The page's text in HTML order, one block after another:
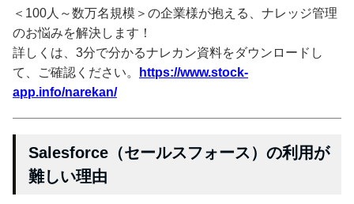
＜100人～数万名規模＞の企業様が抱える、ナレッジ管理
のお悩みを解決します！
詳しくは、3分で分かるナレカン資料をダウンロードし
て、ご確認ください。
https://www.stock-
app.info/narekan/
Salesforce（セールスフォース）の利用が
難しい理由